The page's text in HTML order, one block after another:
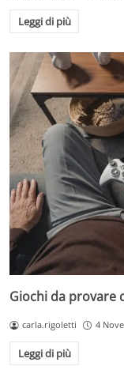
Leggi di più
Giochi da provare
carla.rigoletti 4
Leggi di più